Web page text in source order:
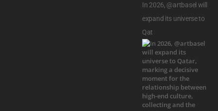
In 2026, @artbasel will
expand its universe to
Qat